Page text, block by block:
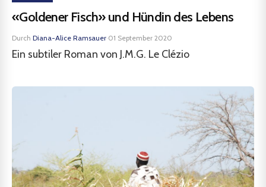
«Goldener Fisch» und Hündin des Lebens
Durch Diana-Alice Ramsauer·01 September 2020
Ein subtiler Roman von J.M.G. Le Clézio